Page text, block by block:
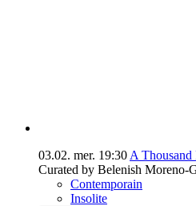
03.02. mer. 19:30 A Thousand
Curated by Belenish Moreno-
Contemporain
Insolite